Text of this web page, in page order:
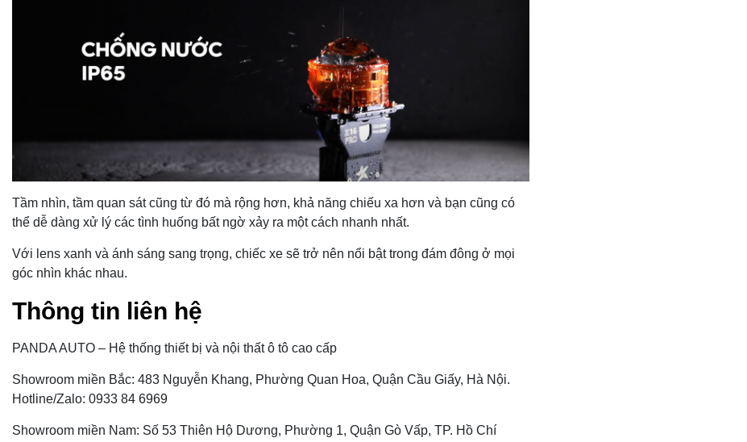
Tầm nhìn, tầm quan sát cũng từ đó mà rộng hơn, khả năng chiếu xa hơn và bạn cũng có
thể dễ dàng xử lý các tình huống bất ngờ xảy ra một cách nhanh nhất.
Với lens xanh và ánh sáng sang trọng, chiếc xe sẽ trở nên nổi bật trong đám đông ở mọi
góc nhìn khác nhau.
Thông tin liên hệ
PANDA AUTO – Hệ thống thiết bị và nội thất ô tô cao cấp
Showroom miền Bắc: 483 Nguyễn Khang, Phường Quan Hoa, Quận Cầu Giấy, Hà Nội.
Hotline/Zalo: 0933 84 6969
Showroom miền Nam: Số 53 Thiên Hộ Dương, Phường 1, Quận Gò Vấp, TP. Hồ Chí